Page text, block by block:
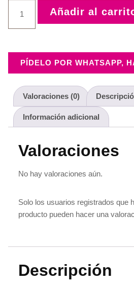
Añadir al
PÍDELO POR WHATSAPP,
Valoraciones (0)
Información adicional
Valoraciones
No hay valoraciones aún.
Solo los usuarios registrados que
producto pueden hacer una
Descripción